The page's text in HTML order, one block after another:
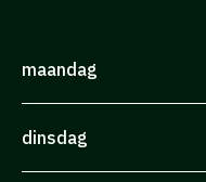
maandag
dinsdag